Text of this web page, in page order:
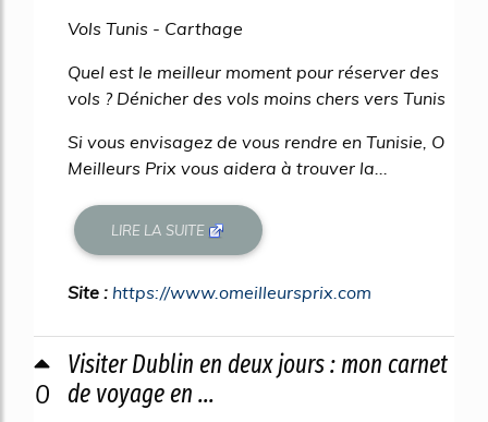
Vols Tunis - Carthage
Quel est le meilleur moment pour réserver des
vols ? Dénicher des vols moins chers vers Tunis
Si vous envisagez de vous rendre en Tunisie, O
Meilleurs Prix vous aidera à trouver la...
LIRE LA SUITE
Site : https://www.omeilleursprix.com
0
Visiter Dublin en deux jours : mon carnet
de voyage en ...